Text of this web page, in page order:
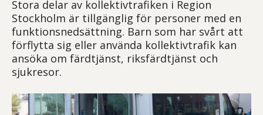
Stora delar av kollektivtrafiken i Region
Stockholm är tillgänglig för personer med en
funktionsnedsättning. Barn som har svårt att
förflytta sig eller använda kollektivtrafik kan
ansöka om färdtjänst, riksfärdtjänst och
sjukresor.